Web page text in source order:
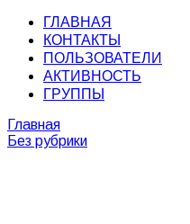
ГЛАВНАЯ
КОНТАКТЫ
ПОЛЬЗОВАТЕЛИ
АКТИВНОСТЬ
ГРУППЫ
Главная
Без рубрики